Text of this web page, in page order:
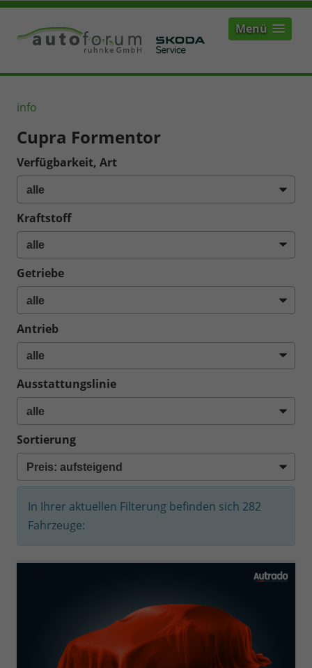
Menü
info
Cupra Formentor
Verfügbarkeit, Art
Kraftstoff
Getriebe
Antrieb
Ausstattungslinie
Sortierung
In Ihrer aktuellen Filterung befinden sich 282
Fahrzeuge: